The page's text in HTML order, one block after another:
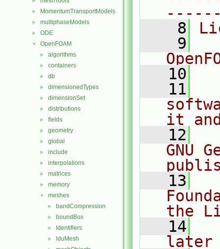
► MomentumTransportModels
► multiphaseModels
► ODE
▼ OpenFOAM
► algorithms
► containers
► db
► dimensionedTypes
► dimensionSet
► distributions
► fields
► geometry
► global
► include
► interpolations
► matrices
► memory
▼ meshes
► bandCompression
► boundBox
► Identifiers
► lduMesh
    8
    9
   10
   11
it
   12
GNU
   13
the
   14
later